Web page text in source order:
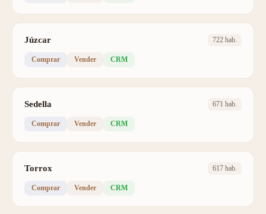
Júzcar 722 hab.
Comprar Vender CRM
Sedella 671 hab.
Comprar Vender CRM
Torrox 617 hab.
Comprar Vender CRM